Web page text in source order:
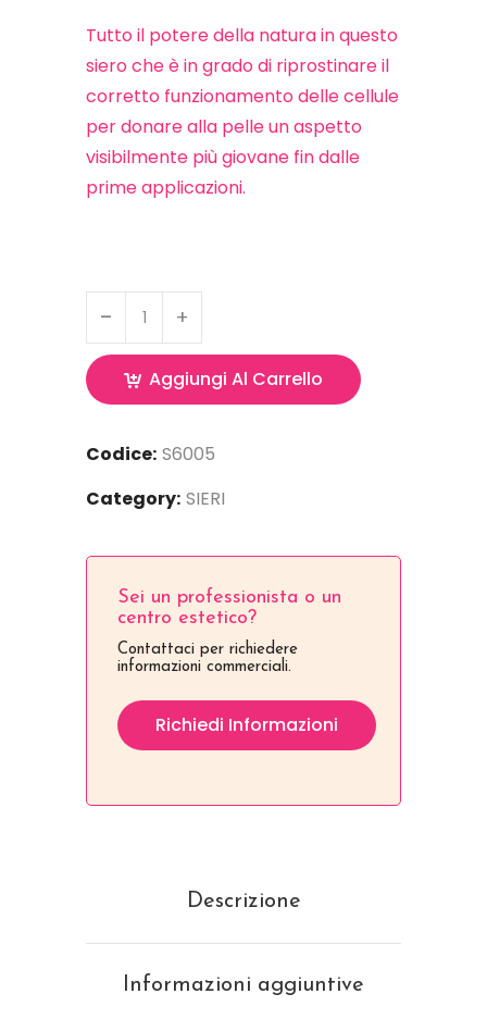
Tutto il potere della natura in questo
siero che è in grado di riprostinare il
corretto funzionamento delle cellule
per donare alla pelle un aspetto
visibilmente più giovane fin dalle
prime applicazioni.
Aggiungi Al Carrello
Codice: S6005
Category: SIERI
Sei un professionista o un
centro estetico?
Contattaci per richiedere
informazioni commerciali.
Richiedi Informazioni
Descrizione
Informazioni aggiuntive